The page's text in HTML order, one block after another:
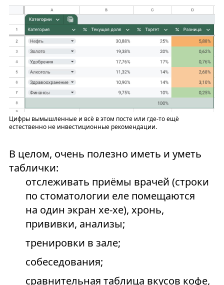
Цифры вымышленные и всё в этом посте или где-то ещё
естественно не инвестиционные рекомендации.
В целом, очень полезно иметь и уметь
таблички:
отслеживать приёмы врачей (строки
по стоматологии еле помещаются
на один экран хе-хе), хронь,
прививки, анализы;
тренировки в зале;
собеседования;
сравнительная таблица вкусов кофе,